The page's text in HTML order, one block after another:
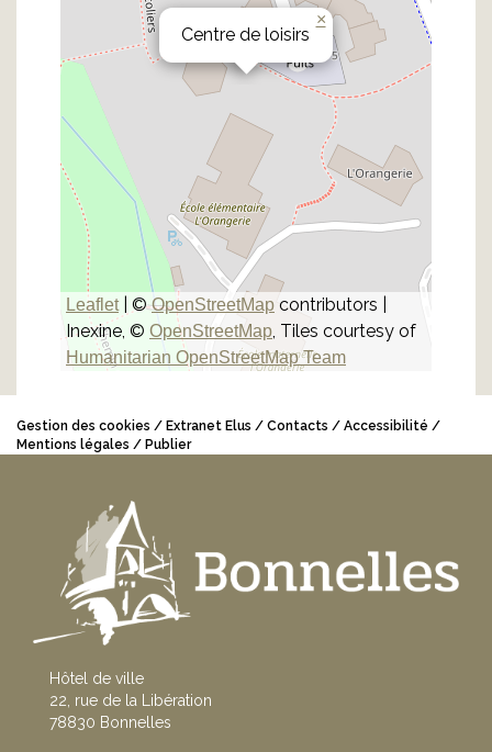
Centre de loisirs
×
Leaflet| ©OpenStreetMap contributors |
Inexine, © OpenStreetMap , Tiles courtesy of
Humanitarian OpenStreetMap Team
Gestion des cookies Extranet Elus Contacts
Accessibilité
Mentions légales
Publier
Hôtel de ville
22, rue de la Libération
78830 Bonnelles